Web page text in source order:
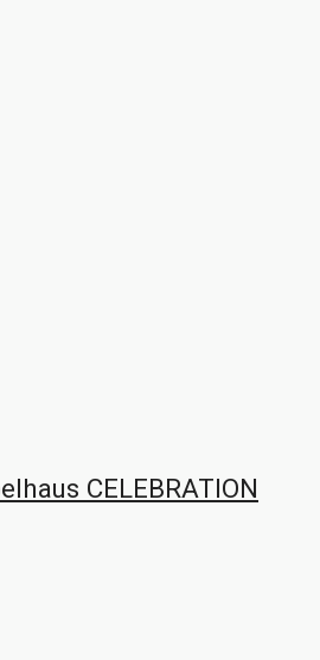
CELEBRATION